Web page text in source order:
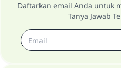
Daftarkan email Anda untuk
Tanya Jawab